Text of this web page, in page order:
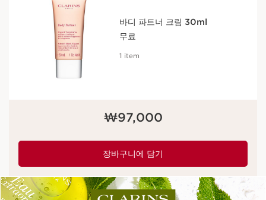
바디 파트너 크림 30ml
무료
1 item
₩97,000
장바구니에 담기